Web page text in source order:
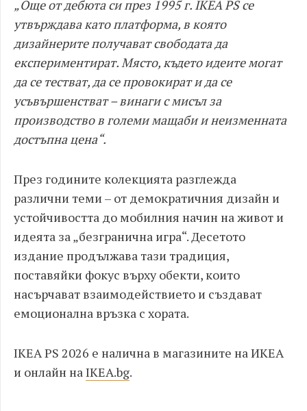
„Още от дебюта си през 1995 г. IKEA PS се
утвърждава като платформа, в която
дизайнерите получават свободата да
експериментират. Място, където идеите могат
да се тестват, да се провокират и да се
усъвършенстват – винаги с мисъл за
производство в големи мащаби и неизменната
достъпна цена“.
През годините колекцията разглежда
различни теми – от демократичния дизайн и
устойчивостта до мобилния начин на живот и
идеята за „безгранична игра“. Десетото
издание продължава тази традиция,
поставяйки фокус върху обекти, които
насърчават взаимодействието и създават
емоционална връзка с хората.
IKEA PS 2026 е налична в магазините на ИКЕА
и онлайн на IKEA.bg.